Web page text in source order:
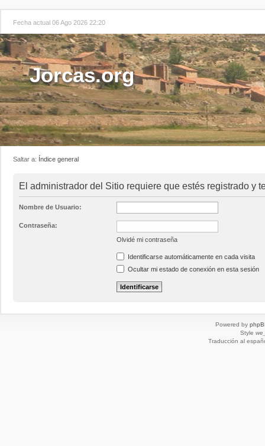
Fecha actual 06 Ago 2026 22:20
Jorcas.org
Saltar a: Índice general
El administrador del Sitio requiere que estés registrado y
Nombre de Usuario:
Contraseña:
Olvidé mi contraseña
Identificarse automáticamente en cada visita
Ocultar mi estado de conexión en esta sesión
Powered by
Style
Traducción al